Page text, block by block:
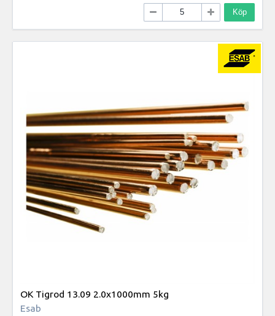
Köp
OK Tigrod 13.09 2.0x1000mm 5kg
Esab